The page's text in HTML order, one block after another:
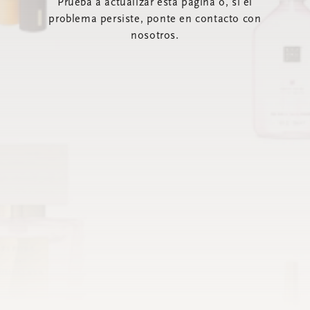
Prueba a actualizar esta página o, si el
problema persiste, ponte en contacto con
nosotros.